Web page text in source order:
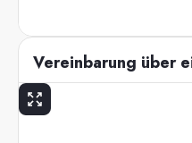
Vereinbarung über